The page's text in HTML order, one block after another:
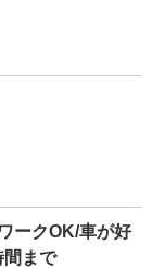
ークOK/車が好
間まで